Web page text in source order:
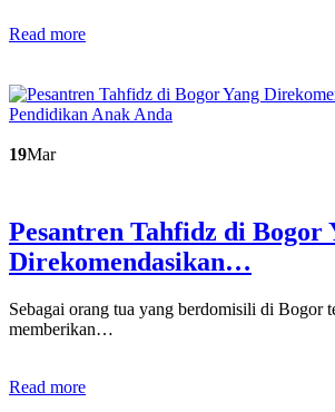
Read more
19Mar
Pesantren Tahfidz di Bogor
Direkomendasikan…
Sebagai orang tua yang berdomisili di Bogor
memberikan…
Read more